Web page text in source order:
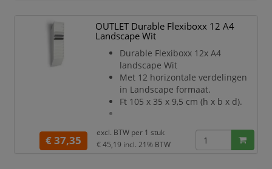
Vouwbreedte: 24 mm - overhang:
25 mm
OUTLET Durable Flexiboxx 12 A4
Landscape Wit
Durable Flexiboxx 12x A4
landscape Wit
Met 12 horizontale verdelingen
in Landscape formaat.
Ft 105 x 35 x 9,5 cm (h x b x d).
€ 37,35
excl. BTW per 1 stuk
€ 45,19 incl. 21% BTW